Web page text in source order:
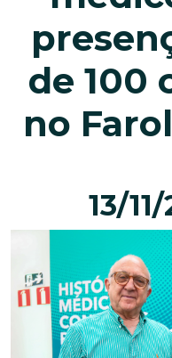
de 100
no
13/